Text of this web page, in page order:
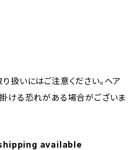
扱いにはご注意ください。ヘア
ける恐れがある場合がございま
available